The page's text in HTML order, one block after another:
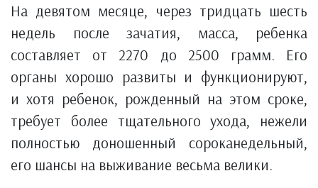
На девятом месяце, через тридцать шесть
недель после зачатия, масса, ребенка
составляет от 2270 до 2500 грамм. Его
органы хорошо развиты и функционируют,
и хотя ребенок, рожденный на этом сроке,
требует более тщательного ухода, нежели
полностью доношенный сороканедельный,
его шансы на выживание весьма велики.